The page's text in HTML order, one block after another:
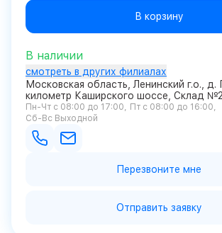
В корзину
В наличии
смотреть в других филиалах
Московская область, Ленинский г.о., д.
километр Каширского шоссе, Склад №2
Пн-Чт с 08:00 до 17:00
Пт с 08:00 до 16:00
Сб-Вс Выходной
Перезвоните мне
Отправить заявку